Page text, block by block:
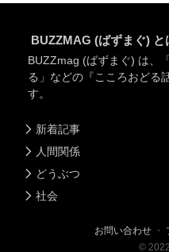
BUZZMAG (ばずまぐ)
BUZZmag (ばずまぐ) は、
る」などの『こころおどる
す。
新着記事
人間関係
どうぶつ
社会
お問い合わせ ・
© 2022